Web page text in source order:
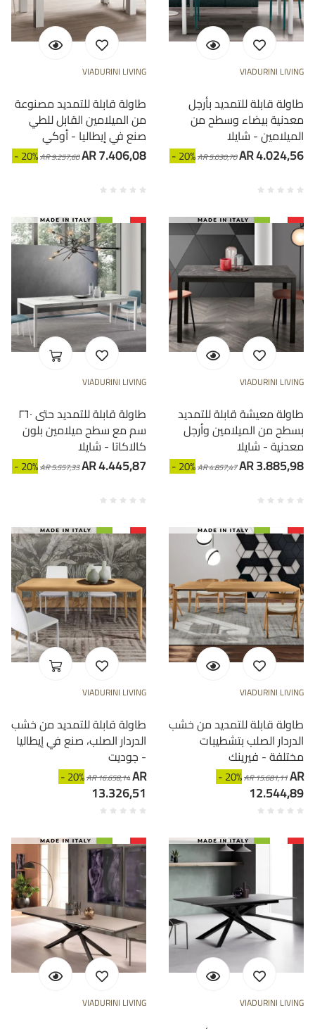
VIADURINI LIVING
طاولة قابلة للتمديد مصنوعة
من الميلامين القابل للطي
صنع في إيطاليا - أوكي
- 20%AR 9.257,60AR 7.406,08
VIADURINI LIVING
طاولة قابلة للتمديد بأرجل
معدنية بيضاء وسطح من
الميلامين - شايلا
- 20%AR 5.030,70AR 4.024,56
VIADURINI LIVING
طاولة قابلة للتمديد حتى ٢٦٠
سم مع سطح ميلامين بلون
كالاكاتا - شايلا
- 20%AR 5.557,33AR 4.445,87
VIADURINI LIVING
طاولة معيشة قابلة للتمديد
بسطح من الميلامين وأرجل
معدنية - شايلا
- 20%AR 4.857,47AR 3.885,98
VIADURINI LIVING
طاولة قابلة للتمديد من خشب
الدردار الصلب، صنع في إيطاليا
- جوديت
- 20%AR 16.658,14AR
13.326,51
VIADURINI LIVING
طاولة قابلة للتمديد من خشب
الدردار الصلب بتشطيبات
مختلفة - فيرينك
- 20%AR 15.681,11AR
12.544,89
VIADURINI LIVING VIADURINI LIVING